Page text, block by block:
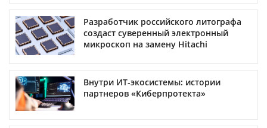
Разработчик российского литографа
создаст суверенный электронный
микроскоп на замену Hitachi
Внутри ИТ-экосистемы: истории
партнеров «Киберпротекта»